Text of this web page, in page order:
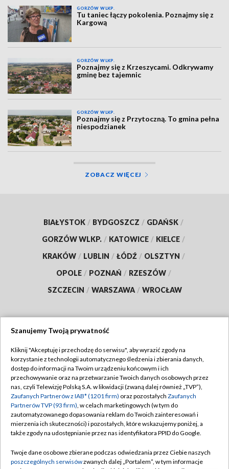
GORZÓW WLKP.
Tu taniec łączy pokolenia. Poznajmy się z
Kargową
GORZÓW WLKP.
Poznajmy się z Krzeszycami. Odkrywamy
gminę bez tajemnic
GORZÓW WLKP.
Poznajmy się z Przytoczną. To gmina pełna
niespodzianek
ZOBACZ WIĘCEJ
BIAŁYSTOK / BYDGOSZCZ / GDAŃSK /
GORZÓW WLKP. / KATOWICE / KIELCE /
KRAKÓW / LUBLIN / ŁÓDŹ / OLSZTYN /
OPOLE / POZNAŃ / RZESZÓW /
SZCZECIN / WARSZAWA / WROCŁAW
TVP
Abonament TVP
Emisja w TVP
Centrum informacji TVP
Naziemna Telewizja Cyfrowa
Rada Programowa
Regulamin TVP
Polityka prywatności
Moje zgody
Pomoc
Kontakt
Szanujemy Twoją prywatność
Kliknij "Akceptuję i przechodzę do serwisu", aby wyrazić zgody na
korzystanie z technologii automatycznego śledzenia i zbierania danych,
dostęp do informacji na Twoim urządzeniu końcowym i ich
przechowywanie oraz na przetwarzanie Twoich danych osobowych przez
nas, czyli Telewizję Polską S.A. w likwidacji (zwaną dalej również „TVP”),
Zaufanych Partnerów z IAB* (1201 firm) oraz pozostałych Zaufanych
Partnerów TVP (93 firm), w celach marketingowych (w tym do
zautomatyzowanego dopasowania reklam do Twoich zainteresowań i
mierzenia ich skuteczności) i pozostałych, które wskazujemy poniżej, a
także zgody na udostępnianie przez nas identyfikatora PPID do Google.
Twoje dane osobowe zbierane podczas odwiedzania przez Ciebie naszych
poszczególnych serwisówzwanych dalej „Portalem”, w tym informacje